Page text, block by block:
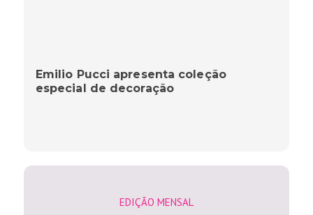
Emilio Pucci apresenta coleção
especial de decoração
EDIÇÃO MENSAL